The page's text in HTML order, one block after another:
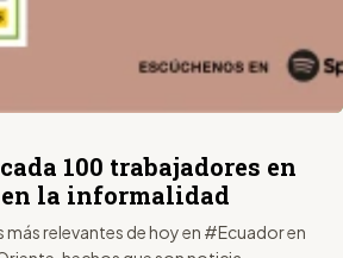
100 trabajadores en
en la informalidad
más relevantes de hoy en #Ecuador en